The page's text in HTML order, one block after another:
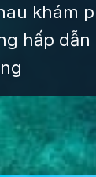
khám
hấp dẫn